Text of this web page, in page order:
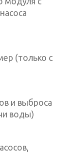
(только с
и выброса
воды)